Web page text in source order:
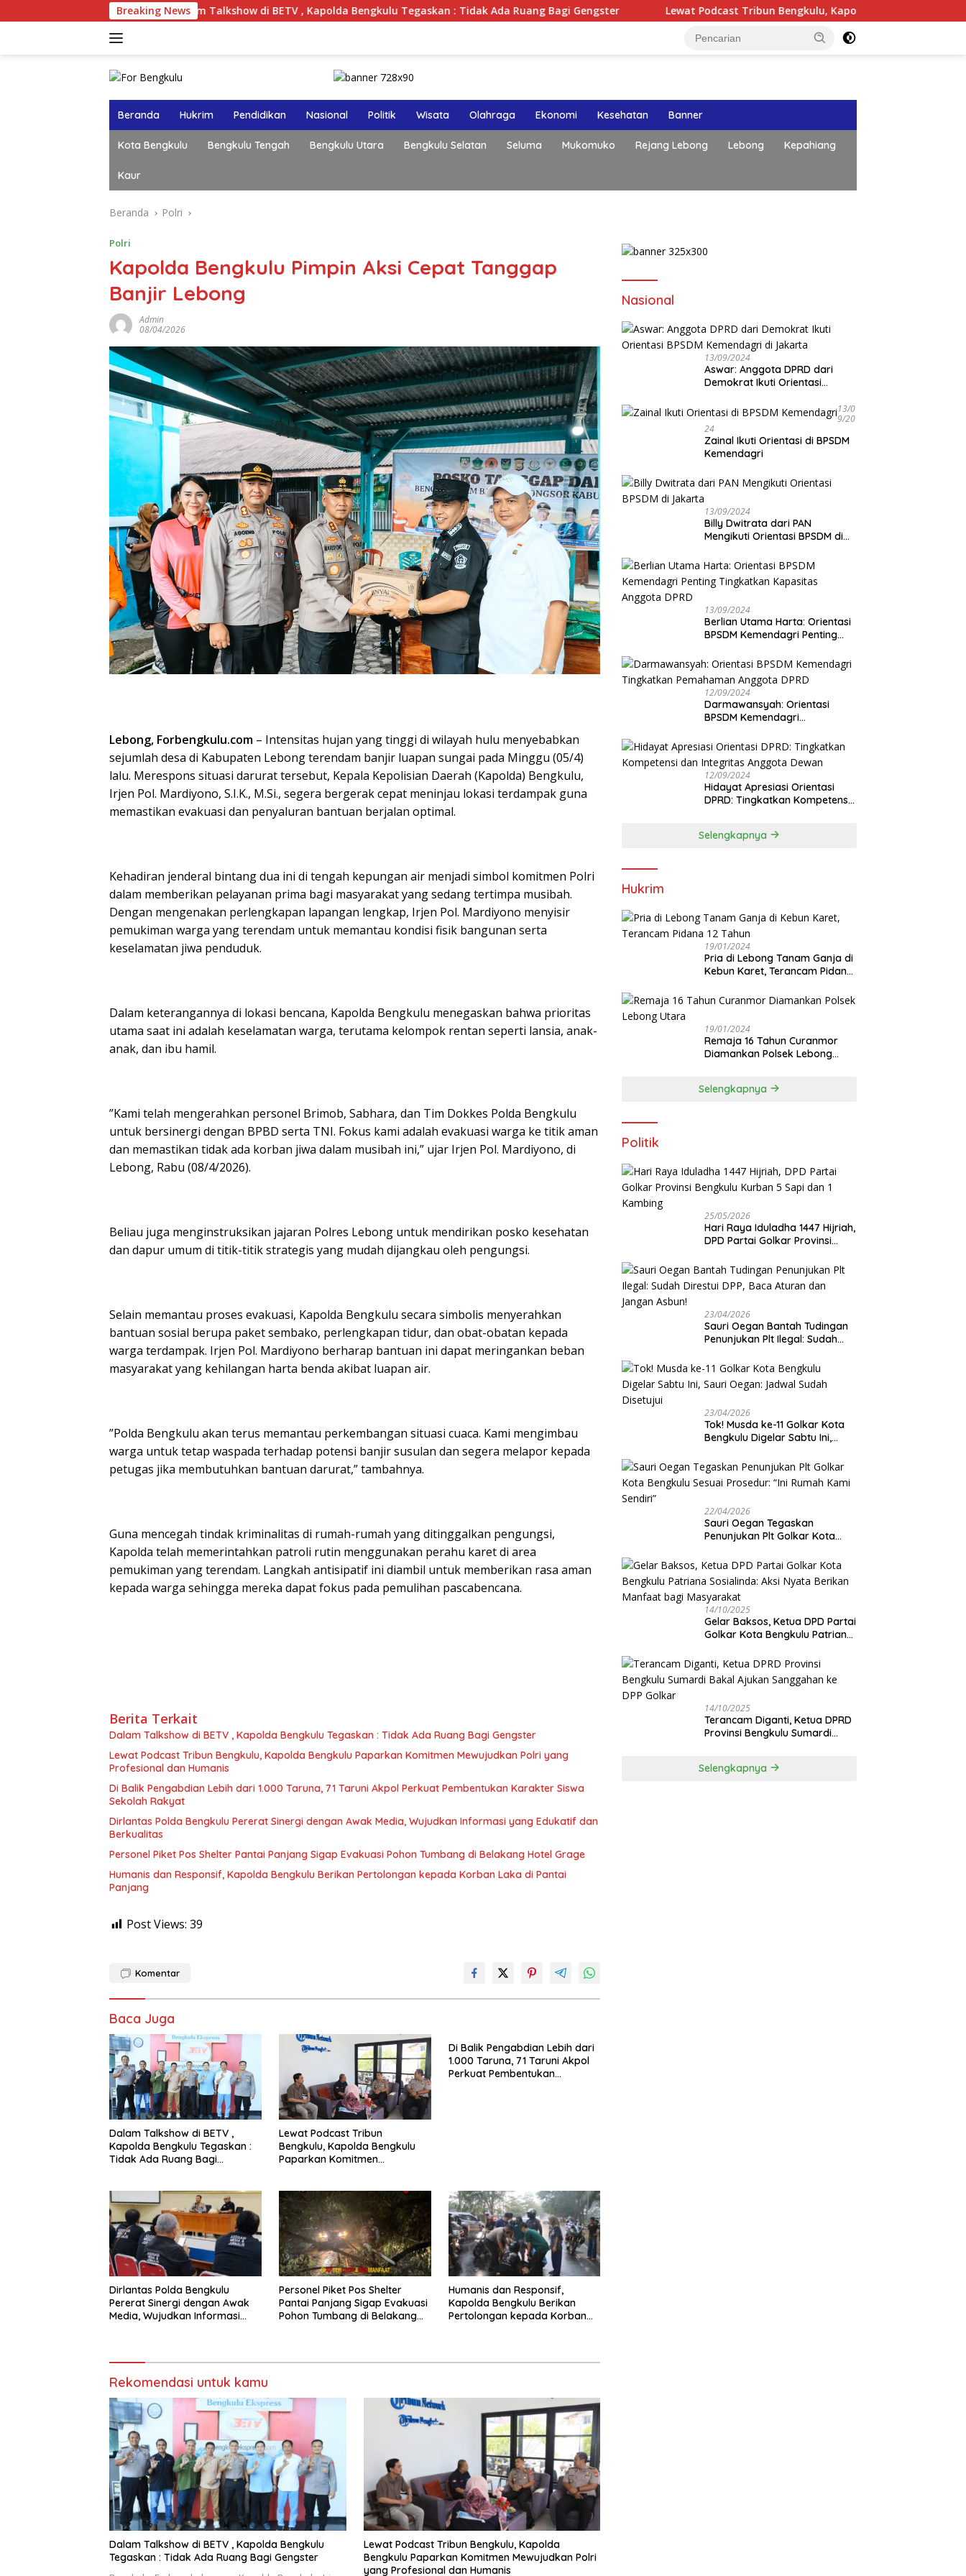
ke
Breaking News
Dalam Talkshow di BETV , Kapolda Bengkulu Tegaskan : Tidak Ada Ruang Bagi Gengster Lewat Podcast Tribun Bengkulu, Kapolda Bengkulu Paparkan Komitmen
Beranda Hukrim Pendidikan Nasional Politik Wisata Olahraga Ekonomi Kesehatan Banner
Kota Bengkulu Bengkulu Tengah Bengkulu Utara Bengkulu Selatan Seluma Mukomuko Rejang Lebong Lebong Kepahiang
Kaur
Beranda Polri
Polri
‎Kapolda Bengkulu Pimpin Aksi Cepat Tanggap
Banjir Lebong
Admin
08/04/2026
Lebong, Forbengkulu.com – Intensitas hujan yang tinggi di wilayah hulu menyebabkan
sejumlah desa di Kabupaten Lebong terendam banjir luapan sungai pada Minggu (05/4)
lalu. Merespons situasi darurat tersebut, Kepala Kepolisian Daerah (Kapolda) Bengkulu,
Irjen Pol. Mardiyono, S.I.K., M.Si., segera bergerak cepat meninjau lokasi terdampak guna
memastikan evakuasi dan penyaluran bantuan berjalan optimal.
‎Kehadiran jenderal bintang dua ini di tengah kepungan air menjadi simbol komitmen Polri
dalam memberikan pelayanan prima bagi masyarakat yang sedang tertimpa musibah.
Dengan mengenakan perlengkapan lapangan lengkap, Irjen Pol. Mardiyono menyisir
pemukiman warga yang terendam untuk memantau kondisi fisik bangunan serta
keselamatan jiwa penduduk.
‎Dalam keterangannya di lokasi bencana, Kapolda Bengkulu menegaskan bahwa prioritas
utama saat ini adalah keselamatan warga, terutama kelompok rentan seperti lansia, anak-
anak, dan ibu hamil.
‎”Kami telah mengerahkan personel Brimob, Sabhara, dan Tim Dokkes Polda Bengkulu
untuk bersinergi dengan BPBD serta TNI. Fokus kami adalah evakuasi warga ke titik aman
dan memastikan tidak ada korban jiwa dalam musibah ini,” ujar Irjen Pol. Mardiyono, di
Lebong, Rabu (08/4/2026).
‎Beliau juga menginstruksikan jajaran Polres Lebong untuk mendirikan posko kesehatan
dan dapur umum di titik-titik strategis yang mudah dijangkau oleh pengungsi.
‎Selain memantau proses evakuasi, Kapolda Bengkulu secara simbolis menyerahkan
bantuan sosial berupa paket sembako, perlengkapan tidur, dan obat-obatan kepada
warga terdampak. Irjen Pol. Mardiyono berharap bantuan ini dapat meringankan beban
masyarakat yang kehilangan harta benda akibat luapan air.
‎”Polda Bengkulu akan terus memantau perkembangan situasi cuaca. Kami mengimbau
warga untuk tetap waspada terhadap potensi banjir susulan dan segera melapor kepada
petugas jika membutuhkan bantuan darurat,” tambahnya.
‎Guna mencegah tindak kriminalitas di rumah-rumah yang ditinggalkan pengungsi,
Kapolda telah memerintahkan patroli rutin menggunakan perahu karet di area
pemukiman yang terendam. Langkah antisipatif ini diambil untuk memberikan rasa aman
kepada warga sehingga mereka dapat fokus pada pemulihan pascabencana.
Berita Terkait
Dalam Talkshow di BETV , Kapolda Bengkulu Tegaskan : Tidak Ada Ruang Bagi Gengster
Lewat Podcast Tribun Bengkulu, Kapolda Bengkulu Paparkan Komitmen Mewujudkan Polri yang
Profesional dan Humanis
Di Balik Pengabdian Lebih dari 1.000 Taruna, 71 Taruni Akpol Perkuat Pembentukan Karakter Siswa
Sekolah Rakyat
Dirlantas Polda Bengkulu Pererat Sinergi dengan Awak Media, Wujudkan Informasi yang Edukatif dan
Berkualitas
Personel Piket Pos Shelter Pantai Panjang Sigap Evakuasi Pohon Tumbang di Belakang Hotel Grage
Humanis dan Responsif, Kapolda Bengkulu Berikan Pertolongan kepada Korban Laka di Pantai
Panjang
Post Views: 39
Komentar
Baca Juga
Dalam Talkshow di BETV ,
Kapolda Bengkulu Tegaskan :
Tidak Ada Ruang Bagi
Lewat Podcast Tribun
Bengkulu, Kapolda Bengkulu
Paparkan Komitmen
Di Balik Pengabdian Lebih dari
1.000 Taruna, 71 Taruni Akpol
Perkuat Pembentukan
Dirlantas Polda Bengkulu
Pererat Sinergi dengan Awak
Media, Wujudkan Informasi
Personel Piket Pos Shelter
Pantai Panjang Sigap Evakuasi
Pohon Tumbang di Belakang
Humanis dan Responsif,
Kapolda Bengkulu Berikan
Pertolongan kepada Korban
Rekomendasi untuk kamu
Dalam Talkshow di BETV , Kapolda Bengkulu
Tegaskan : Tidak Ada Ruang Bagi Gengster
Lewat Podcast Tribun Bengkulu, Kapolda
Bengkulu Paparkan Komitmen Mewujudkan Polri
yang Profesional dan Humanis
Nasional
13/09/2024
Aswar: Anggota DPRD dari
Demokrat Ikuti Orientasi
13/0
9/20
24
Zainal Ikuti Orientasi di BPSDM
Kemendagri
13/09/2024
Billy Dwitrata dari PAN
Mengikuti Orientasi BPSDM di
13/09/2024
Berlian Utama Harta: Orientasi
BPSDM Kemendagri Penting
DPRD
12/09/2024
Darmawansyah: Orientasi
BPSDM Kemendagri
Anggota DPRD
12/09/2024
Hidayat Apresiasi Orientasi
DPRD: Tingkatkan Kompetensi
Selengkapnya
Hukrim
19/01/2024
Pria di Lebong Tanam Ganja di
Kebun Karet, Terancam Pidana
19/01/2024
Remaja 16 Tahun Curanmor
Diamankan Polsek Lebong
Selengkapnya
Politik
25/05/2026
Hari Raya Iduladha 1447 Hijriah,
DPD Partai Golkar Provinsi
Kambing
23/04/2026
Sauri Oegan Bantah Tudingan
Penunjukan Plt Ilegal: Sudah
Jangan Asbun!
23/04/2026
‎Tok! Musda ke-11 Golkar Kota
Bengkulu Digelar Sabtu Ini,
Disetujui
22/04/2026
Sauri Oegan Tegaskan
Penunjukan Plt Golkar Kota
Rumah Kami Sendiri”
14/10/2025
‎Gelar Baksos, Ketua DPD Partai
Golkar Kota Bengkulu Patriana
Manfaat bagi Masyarakat
14/10/2025
Terancam Diganti, Ketua DPRD
Provinsi Bengkulu Sumardi
Selengkapnya